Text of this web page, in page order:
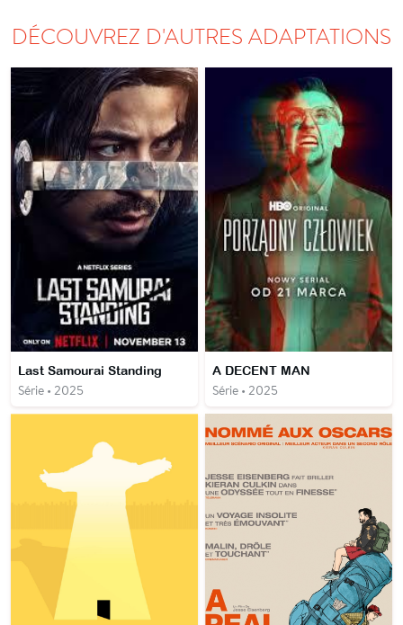
DÉCOUVREZ D'AUTRES ADAPTATIONS
Last Samourai Standing
Série • 2025
A DECENT MAN
Série • 2025